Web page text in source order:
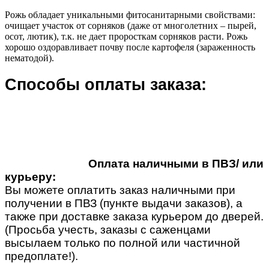
Рожь обладает уникальными фитосанитарными свойствами:
очищает участок от сорняков (даже от многолетних – пырей,
осот, лютик), т.к. не дает проросткам сорняков расти. Рожь
хорошо оздоравливает почву после картофеля (зараженность
нематодой).
Способы оплаты заказа:
Оплата наличными в ПВЗ/ или
курьеру:
Вы можете оплатить заказ наличными при
получении в ПВЗ (пункте выдачи заказов), а
также при доставке заказа курьером до дверей.
(Просьба учесть, заказы с саженцами
высылаем только по полной или частичной
предоплате!).